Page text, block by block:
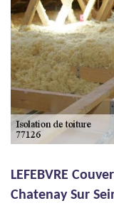
LEFEBVRE
Chatenay Sur